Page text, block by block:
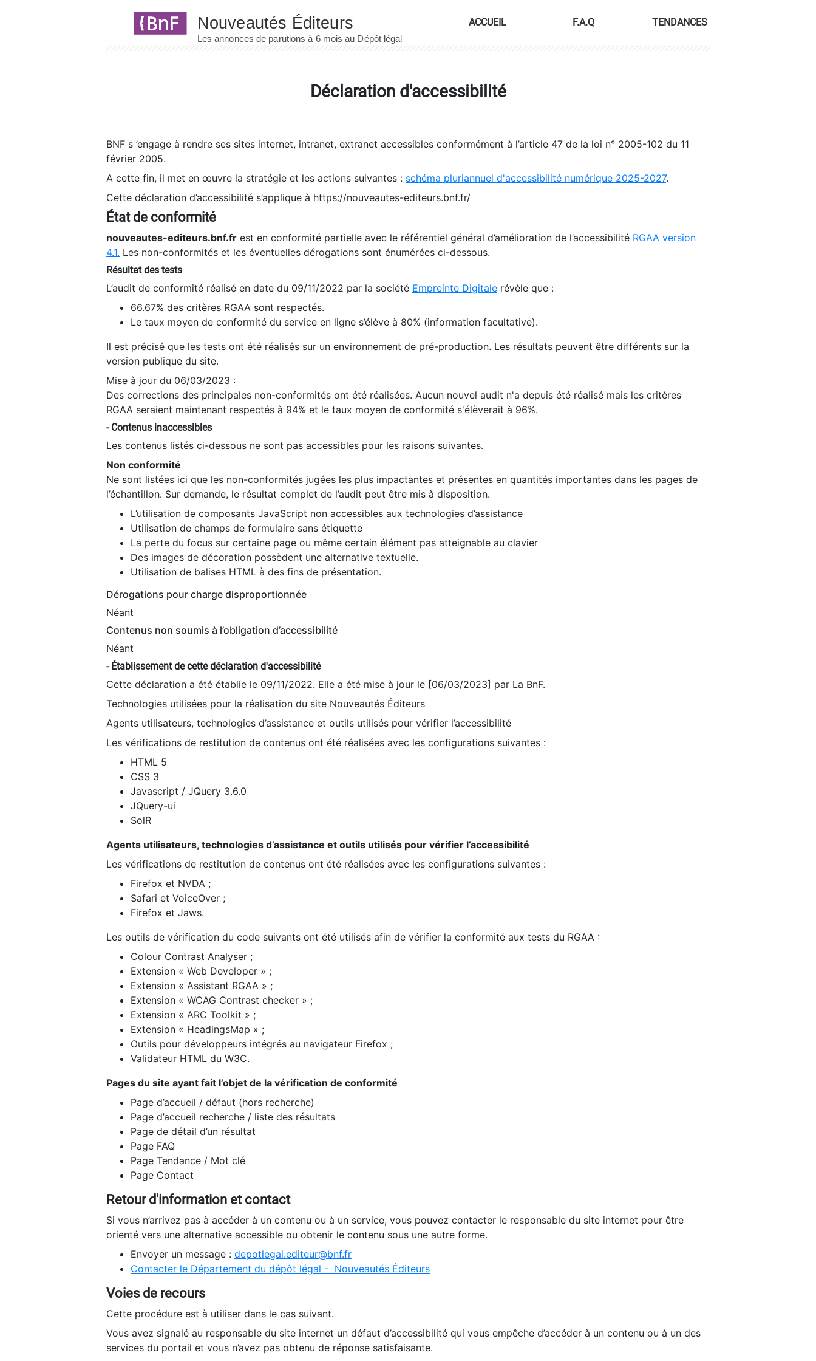
ACCUEIL F.A.Q TENDANCES
Déclaration d'accessibilité
BNF s ’engage à rendre ses sites internet, intranet, extranet accessibles conformément à l’article 47 de la loi n° 2005-102 du 11
février 2005.
A cette fin, il met en œuvre la stratégie et les actions suivantes : schéma pluriannuel d'accessibilité numérique 2025-2027.
Cette déclaration d’accessibilité s’applique à https://nouveautes-editeurs.bnf.fr/
État de conformité
nouveautes-editeurs.bnf.fr est en conformité partielle avec le référentiel général d’amélioration de l’accessibilité RGAA version
4.1. Les non-conformités et les éventuelles dérogations sont énumérées ci-dessous.
Résultat des tests
L’audit de conformité réalisé en date du 09/11/2022 par la société Empreinte Digitale révèle que :
66.67% des critères RGAA sont respectés.
Le taux moyen de conformité du service en ligne s’élève à 80% (information facultative).
Il est précisé que les tests ont été réalisés sur un environnement de pré-production. Les résultats peuvent être différents sur la
version publique du site.
Mise à jour du 06/03/2023 :
Des corrections des principales non-conformités ont été réalisées. Aucun nouvel audit n'a depuis été réalisé mais les critères
RGAA seraient maintenant respectés à 94% et le taux moyen de conformité s'élèverait à 96%.
- Contenus inaccessibles
Les contenus listés ci-dessous ne sont pas accessibles pour les raisons suivantes.
Non conformité
Ne sont listées ici que les non-conformités jugées les plus impactantes et présentes en quantités importantes dans les pages de
l’échantillon. Sur demande, le résultat complet de l’audit peut être mis à disposition.
L’utilisation de composants JavaScript non accessibles aux technologies d’assistance
Utilisation de champs de formulaire sans étiquette
La perte du focus sur certaine page ou même certain élément pas atteignable au clavier
Des images de décoration possèdent une alternative textuelle.
Utilisation de balises HTML à des fins de présentation.
Dérogations pour charge disproportionnée
Néant
Contenus non soumis à l’obligation d’accessibilité
Néant
- Établissement de cette déclaration d'accessibilité
Cette déclaration a été établie le 09/11/2022. Elle a été mise à jour le [06/03/2023] par La BnF.
Technologies utilisées pour la réalisation du site Nouveautés Éditeurs
Agents utilisateurs, technologies d’assistance et outils utilisés pour vérifier l’accessibilité
Les vérifications de restitution de contenus ont été réalisées avec les configurations suivantes :
HTML 5
CSS 3
Javascript / JQuery 3.6.0
JQuery-ui
SolR
Agents utilisateurs, technologies d’assistance et outils utilisés pour vérifier l’accessibilité
Les vérifications de restitution de contenus ont été réalisées avec les configurations suivantes :
Firefox et NVDA ;
Safari et VoiceOver ;
Firefox et Jaws.
Les outils de vérification du code suivants ont été utilisés afin de vérifier la conformité aux tests du RGAA :
Colour Contrast Analyser ;
Extension « Web Developer » ;
Extension « Assistant RGAA » ;
Extension « WCAG Contrast checker » ;
Extension « ARC Toolkit » ;
Extension « HeadingsMap » ;
Outils pour développeurs intégrés au navigateur Firefox ;
Validateur HTML du W3C.
Pages du site ayant fait l’objet de la vérification de conformité
Page d’accueil / défaut (hors recherche)
Page d’accueil recherche / liste des résultats
Page de détail d’un résultat
Page FAQ
Page Tendance / Mot clé
Page Contact
Retour d'information et contact
Si vous n’arrivez pas à accéder à un contenu ou à un service, vous pouvez contacter le responsable du site internet pour être
orienté vers une alternative accessible ou obtenir le contenu sous une autre forme.
Envoyer un message : depotlegal.editeur@bnf.fr
Contacter le Département du dépôt légal - Nouveautés Éditeurs
Voies de recours
Cette procédure est à utiliser dans le cas suivant.
Vous avez signalé au responsable du site internet un défaut d’accessibilité qui vous empêche d’accéder à un contenu ou à un des
services du portail et vous n’avez pas obtenu de réponse satisfaisante.